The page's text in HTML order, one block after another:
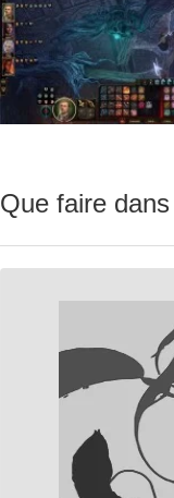
Que faire